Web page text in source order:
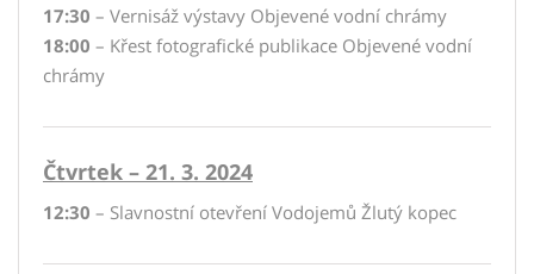
17:30 – Vernisáž výstavy Objevené vodní chrámy
18:00 – Křest fotografické publikace Objevené vodní
chrámy
Čtvrtek – 21. 3. 2024
12:30 – Slavnostní otevření Vodojemů Žlutý kopec